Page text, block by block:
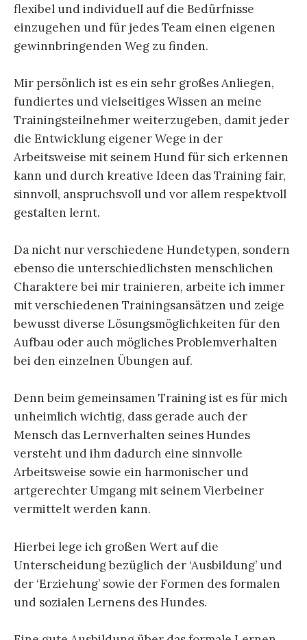
flexibel und individuell auf die Bedürfnisse
einzugehen und für jedes Team einen eigenen
gewinnbringenden Weg zu finden.
Mir persönlich ist es ein sehr großes Anliegen,
fundiertes und vielseitiges Wissen an meine
Trainingsteilnehmer weiterzugeben, damit jeder
die Entwicklung eigener Wege in der
Arbeitsweise mit seinem Hund für sich erkennen
kann und durch kreative Ideen das Training fair,
sinnvoll, anspruchsvoll und vor allem respektvoll
gestalten lernt.
Da nicht nur verschiedene Hundetypen, sondern
ebenso die unterschiedlichsten menschlichen
Charaktere bei mir trainieren, arbeite ich immer
mit verschiedenen Trainingsansätzen und zeige
bewusst diverse Lösungsmöglichkeiten für den
Aufbau oder auch mögliches Problemverhalten
bei den einzelnen Übungen auf.
Denn beim gemeinsamen Training ist es für mich
unheimlich wichtig, dass gerade auch der
Mensch das Lernverhalten seines Hundes
versteht und ihm dadurch eine sinnvolle
Arbeitsweise sowie ein harmonischer und
artgerechter Umgang mit seinem Vierbeiner
vermittelt werden kann.
Hierbei lege ich großen Wert auf die
Unterscheidung bezüglich der ‘Ausbildung’ und
der ‘Erziehung’ sowie der Formen des formalen
und sozialen Lernens des Hundes.